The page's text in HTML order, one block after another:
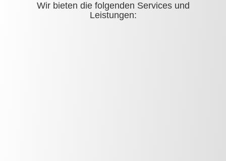
Wir bieten die folgenden Services und
Leistungen: